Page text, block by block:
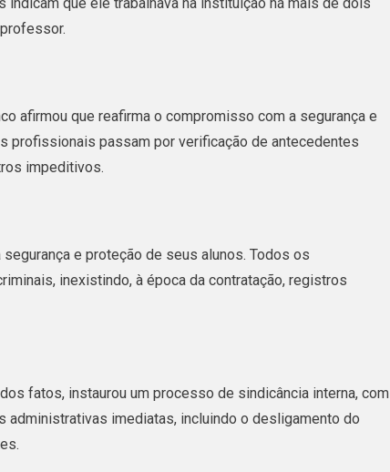
afirmou que reafirma o compromisso com a segurança e
profissionais passam por verificação de antecedentes
impeditivos.
e proteção de seus alunos. Todos os
inexistindo, à época da contratação, registros
fatos, instaurou um processo de sindicância interna, com
imediatas, incluindo o desligamento do